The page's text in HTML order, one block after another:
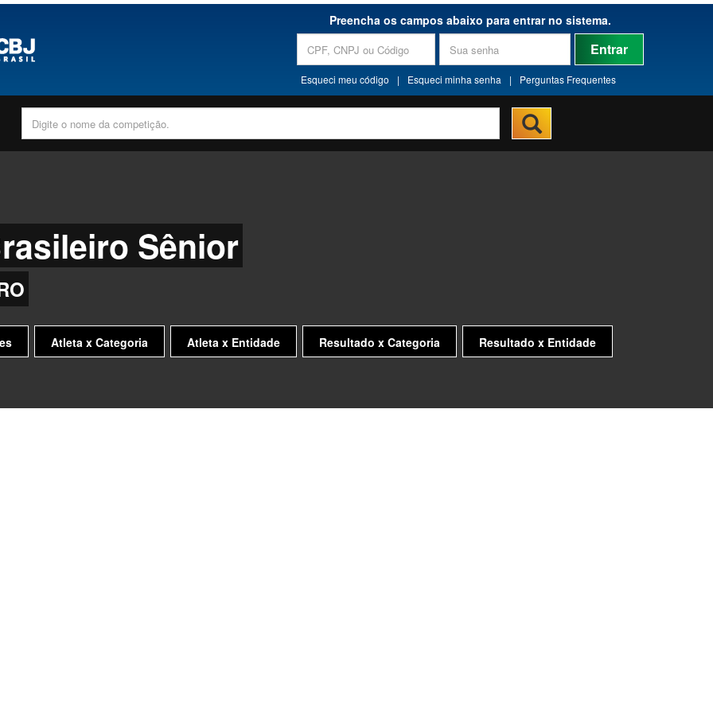
Preencha os campos abaixo para entrar no sistema.
Entrar
Esqueci meu código | Esqueci minha senha | Perguntas Frequentes
Sênior
Atleta x Categoria Atleta x Entidade Resultado x Categoria
Resultado x Entidade